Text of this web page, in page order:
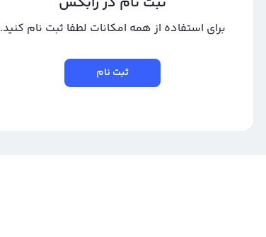
برای استفاده از همه امکانات لطفا ثبت نام کنید.
ثبت نام